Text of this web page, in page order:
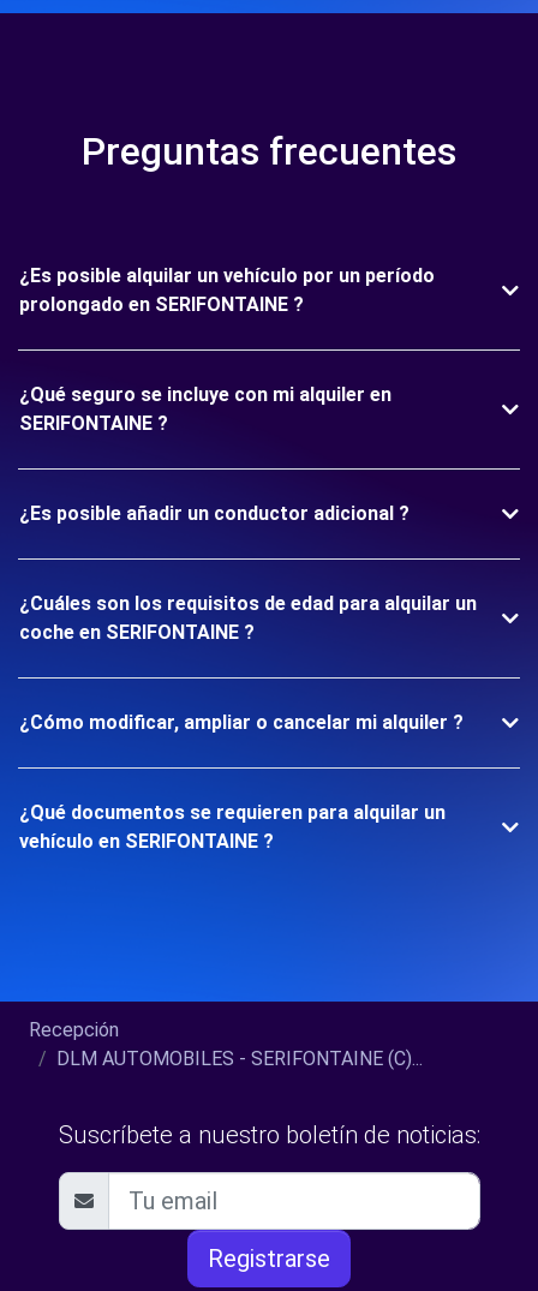
Preguntas frecuentes
¿Es posible alquilar un vehículo por un período
prolongado en SERIFONTAINE ?
¿Qué seguro se incluye con mi alquiler en
SERIFONTAINE ?
¿Es posible añadir un conductor adicional ?
¿Cuáles son los requisitos de edad para alquilar un
coche en SERIFONTAINE ?
¿Cómo modificar, ampliar o cancelar mi alquiler ?
¿Qué documentos se requieren para alquilar un
vehículo en SERIFONTAINE ?
Recepción
DLM AUTOMOBILES - SERIFONTAINE (C)...
Suscríbete a nuestro boletín de noticias:
Registrarse